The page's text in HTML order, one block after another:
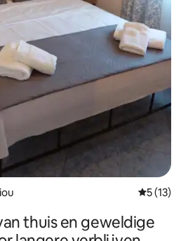
5 (13)
thuis en geweldige